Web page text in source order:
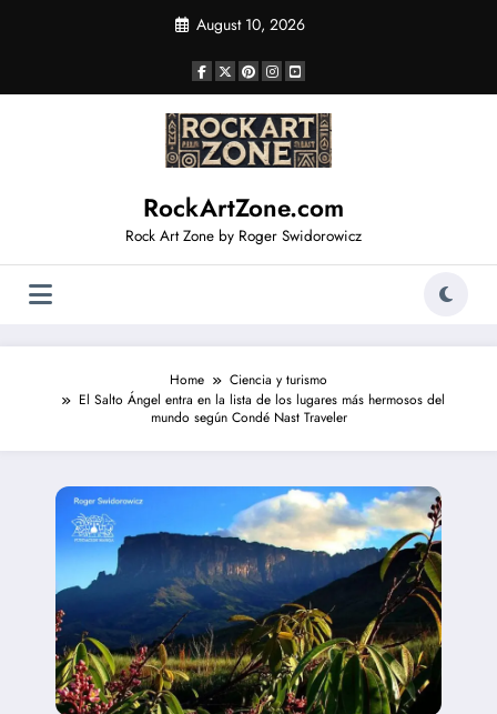
August 10, 2026
RockArtZone.com
Rock Art Zone by Roger Swidorowicz
Home
Ciencia y turismo
El Salto Ángel entra en la lista de los lugares más hermosos del
mundo según Condé Nast Traveler